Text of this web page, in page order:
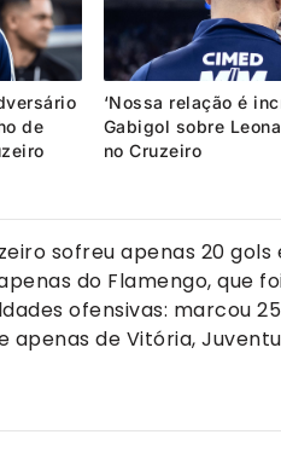
de
‘Nossa relação é
Gabigol sobre
no Cruzeiro
sofreu apenas 20
do Flamengo, que
ofensivas: marcou
de Vitória,